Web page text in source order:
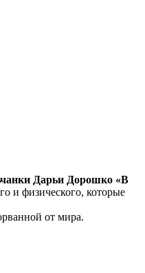
Дарьи Дорошко «В
и физического, которые
от мира.